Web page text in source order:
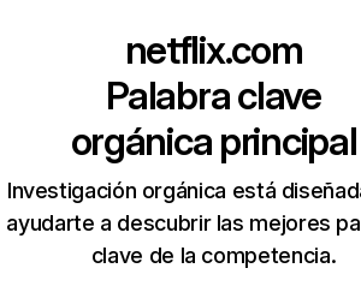
netflix.com
Palabra clave
orgánica principal
Investigación orgánica está
ayudarte a descubrir las mejores
clave de la competencia.